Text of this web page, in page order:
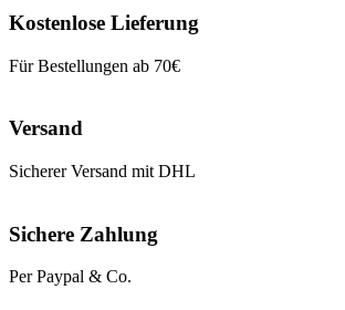
Kostenlose Lieferung
Für Bestellungen ab 70€
Versand
Sicherer Versand mit DHL
Sichere Zahlung
Per Paypal & Co.